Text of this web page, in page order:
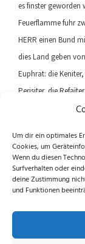
Um dir ein optimales
Cookies, um
Wenn du diesen
Surfverhalten oder
deine Zustimmung
und Funktionen
es finster geworden
Feuerflamme fuhr
HERR einen Bund
dies Land geben
Euphrat: die
Perisiter, die
Previous
Folge